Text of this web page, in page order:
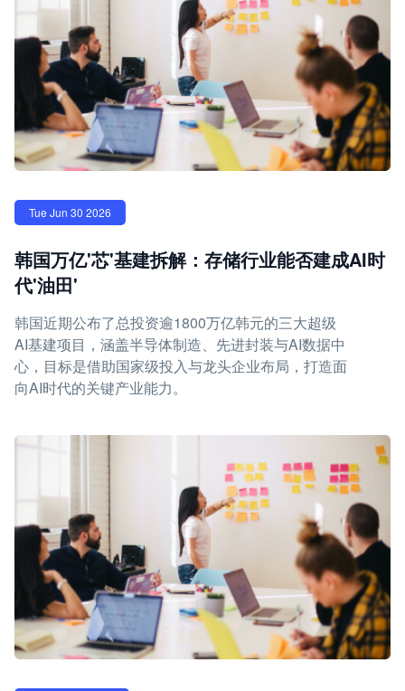
Tue Jun 30 2026
韩国万亿'芯'基建拆解：存储行业能否建成AI时
代'油田'
韩国近期公布了总投资逾1800万亿韩元的三大超级
AI基建项目，涵盖半导体制造、先进封装与AI数据中
心，目标是借助国家级投入与龙头企业布局，打造面
向AI时代的关键产业能力。